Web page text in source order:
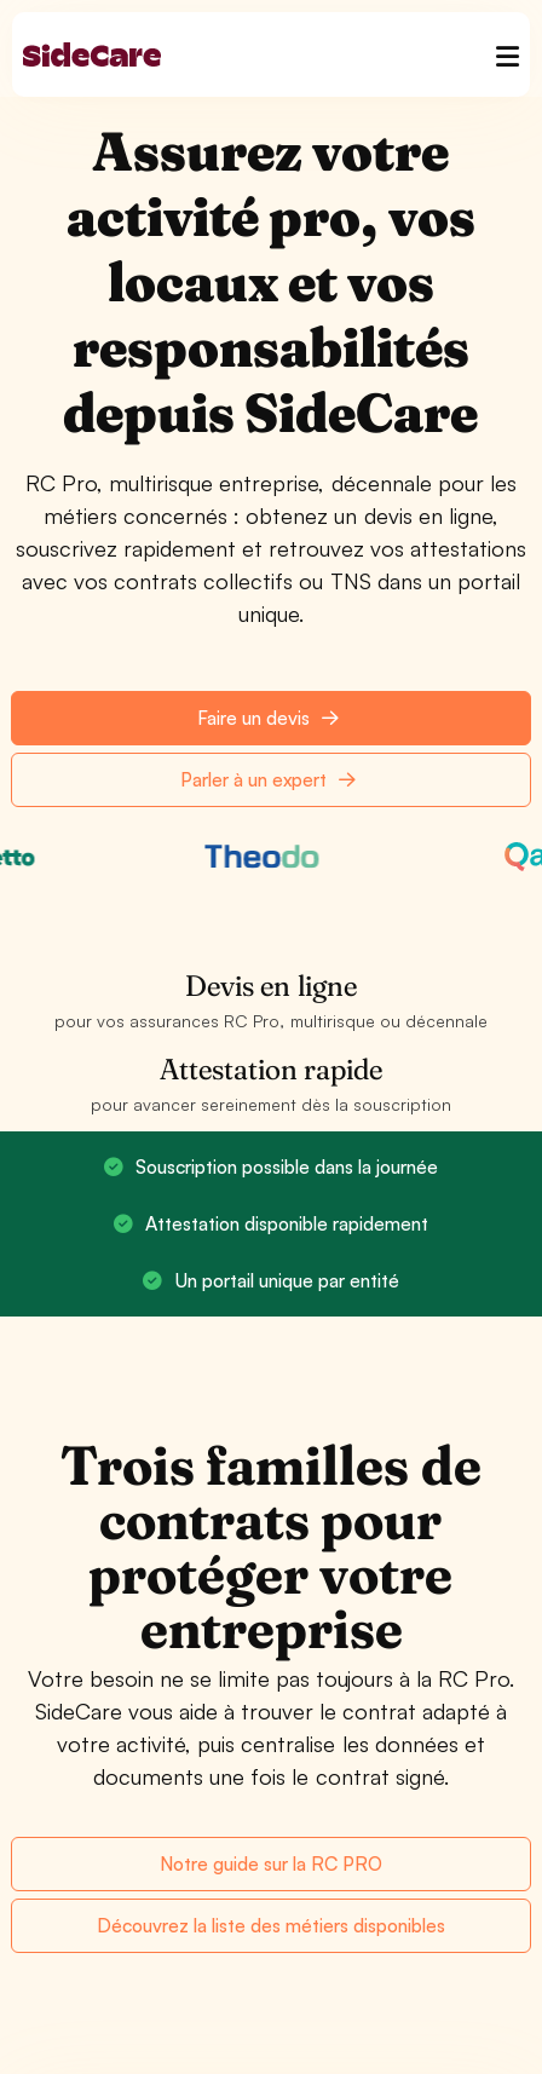
Assurez votre
activité pro, vos
locaux et vos
responsabilités
depuis SideCare
RC Pro, multirisque entreprise, décennale pour les
métiers concernés : obtenez un devis en ligne,
souscrivez rapidement et retrouvez vos attestations
avec vos contrats collectifs ou TNS dans un portail
unique.
Faire un devis
Parler à un expert
Devis en ligne
pour vos assurances RC Pro, multirisque ou décennale
Attestation rapide
pour avancer sereinement dès la souscription
Souscription possible dans la journée
Attestation disponible rapidement
Un portail unique par entité
Trois familles de
contrats pour
protéger votre
entreprise
Votre besoin ne se limite pas toujours à la RC Pro.
SideCare vous aide à trouver le contrat adapté à
votre activité, puis centralise les données et
documents une fois le contrat signé.
Notre guide sur la RC PRO
Découvrez la liste des métiers disponibles